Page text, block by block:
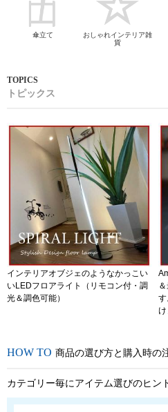
傘立て
おしゃれインテリア雑
貨
トピックス
インテリアオブジェのようなかっこい
いLEDフロアライト（リモコン付・調
光＆調色可能）
け
商品の選び方と購入時の
カテゴリー毎にアイテム選びのヒン